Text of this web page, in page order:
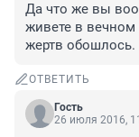
Да что же вы
живете в вечном
жертв обошлось.
ОТВЕТИТЬ
Гость
26 июля 2016,